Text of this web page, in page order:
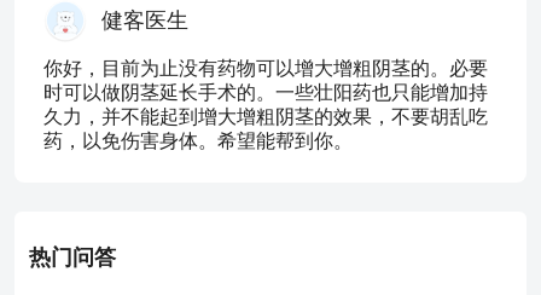
健客医生
你好，目前为止没有药物可以增大增粗阴茎的。必要
时可以做阴茎延长手术的。一些壮阳药也只能增加持
久力，并不能起到增大增粗阴茎的效果，不要胡乱吃
药，以免伤害身体。希望能帮到你。
热门问答